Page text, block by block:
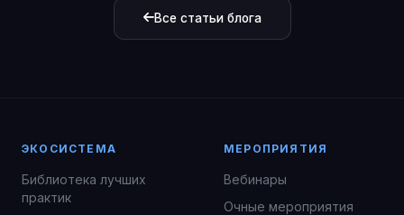
Все статьи блога
ЭКОСИСТЕМА
Библиотека лучших
практик
МЕРОПРИЯТИЯ
Вебинары
Очные мероприятия